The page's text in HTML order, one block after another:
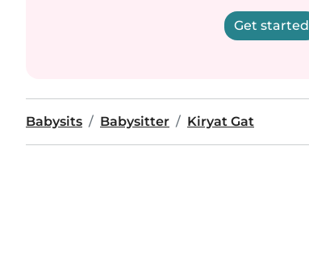
Get started
Babysits Babysitter Kiryat Gat